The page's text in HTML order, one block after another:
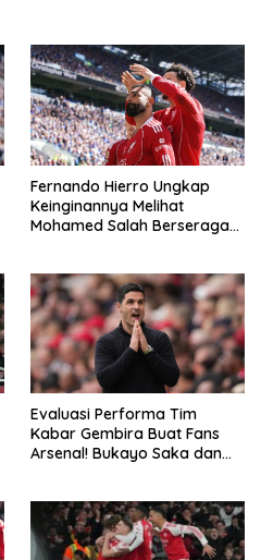
Fernando Hierro Ungkap
Keinginannya Melihat
Mohamed Salah Berseragam
Evaluasi Performa Tim
Kabar Gembira Buat Fans
Arsenal! Bukayo Saka dan